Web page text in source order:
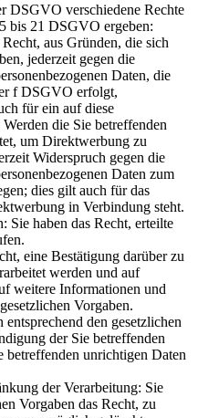
DSGVO verschiedene Rechte
bis 21 DSGVO ergeben:
aus Gründen, die sich
jederzeit gegen die
Daten, die
f DSGVO erfolgt,
für ein auf diese
die Sie betreffenden
um Direktwerbung zu
Widerspruch gegen die
Daten zum
dies gilt auch für das
in Verbindung steht.
Sie haben das Recht, erteilte
eine Bestätigung darüber zu
werden und auf
weitere Informationen und
Vorgaben.
den gesetzlichen
der Sie betreffenden
unrichtigen Daten
der Verarbeitung: Sie
Vorgaben das Recht, zu